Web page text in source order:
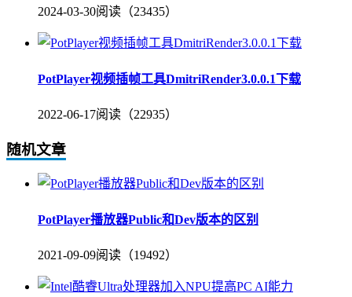
2024-03-30阅读（23435）
PotPlayer视频插帧工具DmitriRender3.0.0.1下载
2022-06-17阅读（22935）
随机文章
PotPlayer播放器Public和Dev版本的区别
2021-09-09阅读（19492）